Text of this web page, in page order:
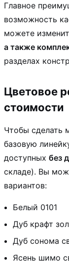
Главное
возможность
можете
а также
разделах
Цветовое
стоимости
Чтобы сделать
базовую
доступных без
складе). Вы
вариантов:
Белый 0101
Дуб крафт
Дуб сонома
Ясень шимо